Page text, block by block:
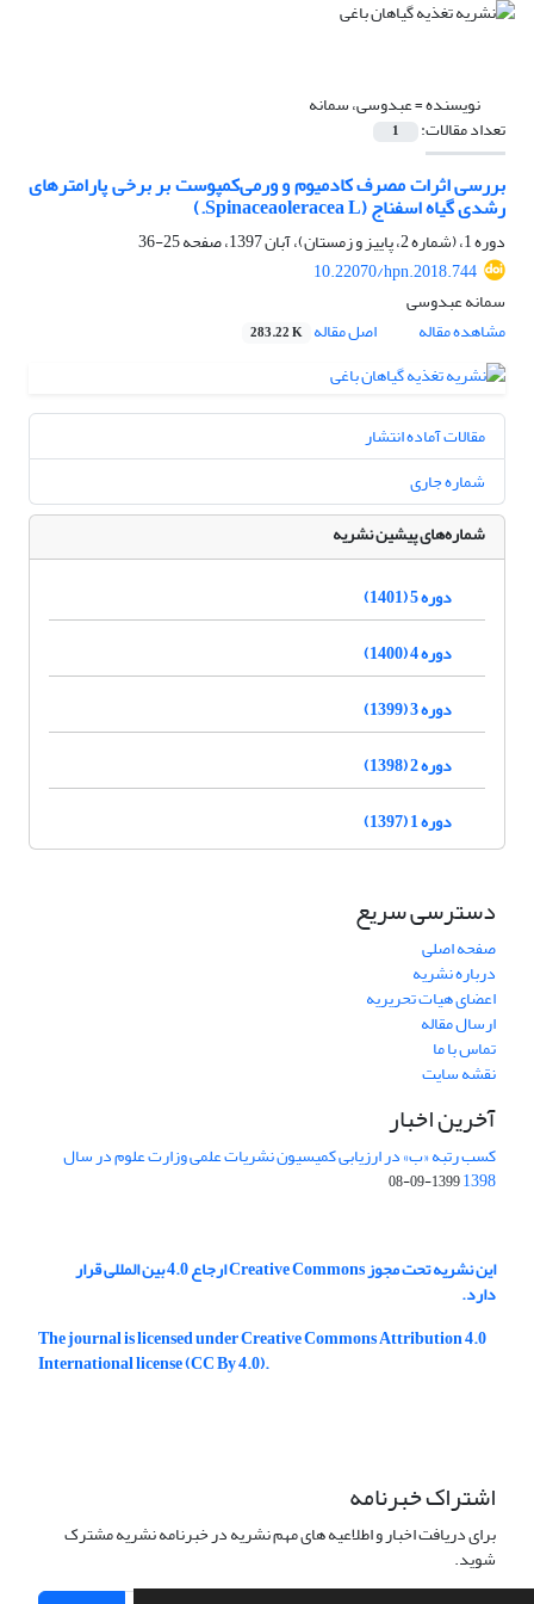
نویسنده =عبدوسی، سمانه
تعداد مقالات: 1
بررسی اثرات مصرف کادمیوم و ورمی‌کمپوست بر برخی پارامترهای
رشدی گیاه اسفناج (Spinaceaoleracea L.)
دوره 1، (شماره 2، پاییز و زمستان)، آبان 1397، صفحه
25-36
10.22070/hpn.2018.744
سمانه عبدوسی
مشاهده مقاله
اصل مقاله 283.22 K
مقالات آماده انتشار
شماره جاری
شماره‌های پیشین نشریه
دوره 5 (1401)
دوره 4 (1400)
دوره 3 (1399)
دوره 2 (1398)
دوره 1 (1397)
دسترسی سریع
صفحه اصلی
درباره نشریه
اعضای هیات تحریریه
ارسال مقاله
تماس با ما
نقشه سایت
آخرین اخبار
کسب رتبه «ب» در ارزیابی کمیسیون نشریات علمی وزارت علوم در سال
1398
1399-09-08
این نشریه تحت مجوز Creative Commons ارجاع 4.0 بین المللی قرار
دارد.
The journal is licensed under Creative Commons Attribution 4.0
International license (CC By 4.0).
اشتراک خبرنامه
برای دریافت اخبار و اطلاعیه های مهم نشریه در خبرنامه نشریه مشترک
شوید.